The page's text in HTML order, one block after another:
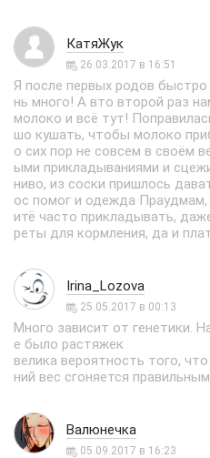
КатяЖук
26.03.2017 в 16:51
Я после первых родов
нь много! А вто второй раз
молоко и всё тут!
шо кушать, чтобы молоко
о сих пор не совсем в своём
ыми прикладываниями и
ниво, из соски пришлось
ос помог и одежда
итё часто прикладывать,
реты для кормления, да и
Irina_Lozova
25.05.2017 в 00:13
Много зависит от генетики.
е было растяжек
велика вероятность того,
ний вес сгоняется
Валюнечка
05.09.2017 в 16:23